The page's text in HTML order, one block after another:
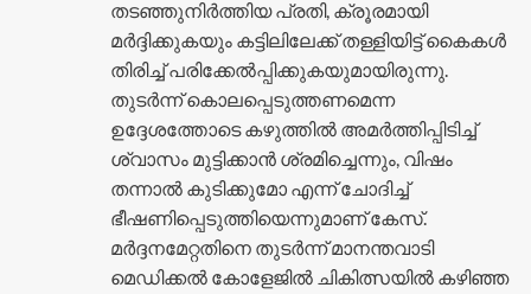
തടഞ്ഞുനിർത്തിയ പ്രതി, ക്രൂരമായി
മർദ്ദിക്കുകയും കട്ടിലിലേക്ക് തള്ളിയിട്ട് കൈകൾ
തിരിച്ച് പരിക്കേൽപ്പിക്കുകയുമായിരുന്നു.
തുടർന്ന് കൊലപ്പെടുത്തണമെന്ന
ഉദ്ദേശത്തോടെ കഴുത്തിൽ അമർത്തിപ്പിടിച്ച്
ശ്വാസം മുട്ടിക്കാൻ ശ്രമിച്ചെന്നും, വിഷം
തന്നാൽ കുടിക്കുമോ എന്ന് ചോദിച്ച്
ഭീഷണിപ്പെടുത്തിയെന്നുമാണ് കേസ്.
മർദ്ദനമേറ്റതിനെ തുടർന്ന് മാനന്തവാടി
മെഡിക്കൽ കോളേജിൽ ചികിത്സയിൽ കഴിഞ്ഞ